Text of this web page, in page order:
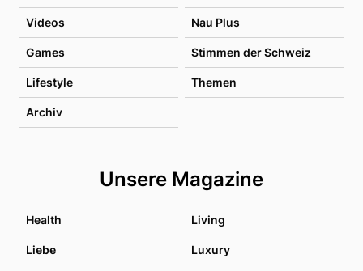
Videos Nau Plus
Games Stimmen der Schweiz
Lifestyle Themen
Archiv
Unsere Magazine
Health Living
Liebe Luxury